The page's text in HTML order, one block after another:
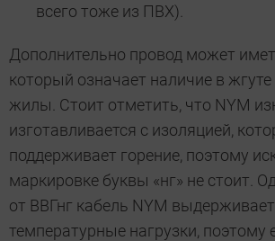
всего тоже из ПВХ).
Дополнительно провод может
который означает наличие в
жилы. Стоит отметить, что NYM
изготавливается с изоляцией,
поддерживает горение, поэтому
маркировке буквы «нг» не стоит.
от ВВГнг кабель NYM
температурные нагрузки, поэтому